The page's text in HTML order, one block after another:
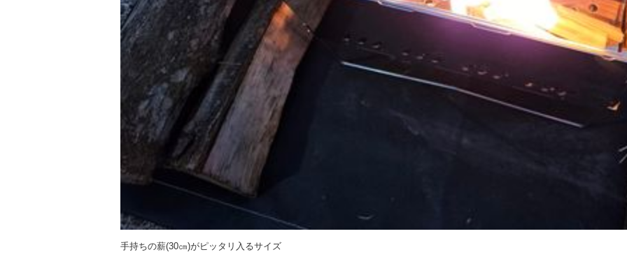
手持ちの薪(30㎝)がピッタリ入るサイズ